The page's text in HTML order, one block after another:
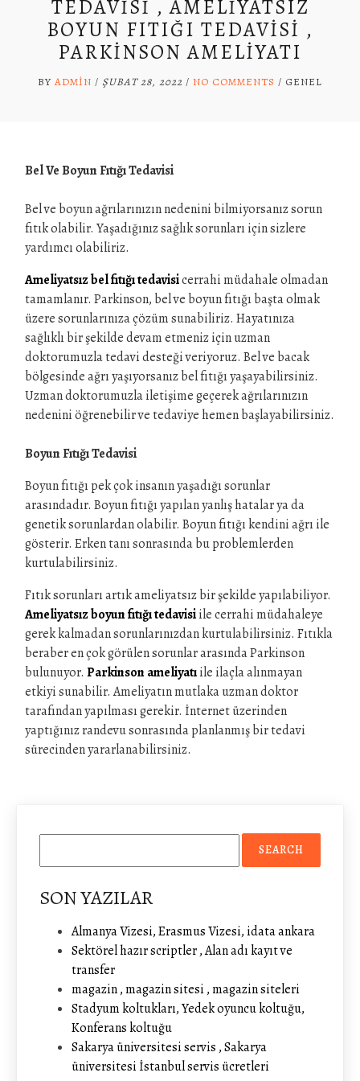
TEDAVISI , AMELIYATSIZ
BOYUN FITIĞI TEDAVISI ,
PARKINSON AMELIYATI
BY ADMIN / ŞUBAT 28, 2022 / NO COMMENTS / GENEL
Bel Ve Boyun Fıtığı Tedavisi
Bel ve boyun ağrılarınızın nedenini bilmiyorsanız sorun
fıtık olabilir. Yaşadığınız sağlık sorunları için sizlere
yardımcı olabiliriz.
Ameliyatsız bel fıtığı tedavisicerrahi müdahale olmadan
tamamlanır. Parkinson, bel ve boyun fıtığı başta olmak
üzere sorunlarınıza çözüm sunabiliriz. Hayatınıza
sağlıklı bir şekilde devam etmeniz için uzman
doktorumuzla tedavi desteği veriyoruz. Bel ve bacak
bölgesinde ağrı yaşıyorsanız bel fıtığı yaşayabilirsiniz.
Uzman doktorumuzla iletişime geçerek ağrılarınızın
nedenini öğrenebilir ve tedaviye hemen başlayabilirsiniz.
Boyun Fıtığı Tedavisi
Boyun fıtığı pek çok insanın yaşadığı sorunlar
arasındadır. Boyun fıtığı yapılan yanlış hatalar ya da
genetik sorunlardan olabilir. Boyun fıtığı kendini ağrı ile
gösterir. Erken tanı sonrasında bu problemlerden
kurtulabilirsiniz.
Fıtık sorunları artık ameliyatsız bir şekilde yapılabiliyor.
Ameliyatsız boyun fıtığı tedavisiile cerrahi müdahaleye
gerek kalmadan sorunlarınızdan kurtulabilirsiniz. Fıtıkla
beraber en çok görülen sorunlar arasında Parkinson
bulunuyor. Parkinsonameliyatıile ilaçla alınmayan
etkiyi sunabilir. Ameliyatın mutlaka uzman doktor
tarafından yapılması gerekir. İnternet üzerinden
yaptığınız randevu sonrasında planlanmış bir tedavi
sürecinden yararlanabilirsiniz.
SON YAZILAR
Almanya Vizesi, Erasmus Vizesi, idata ankara
Sektörel hazır scriptler , Alan adı kayıt ve
transfer
magazin , magazin sitesi , magazin siteleri
Stadyum koltukları, Yedek oyuncu koltuğu,
Konferans koltuğu
Sakarya üniversitesi servis , Sakarya
üniversitesi İstanbul servis ücretleri